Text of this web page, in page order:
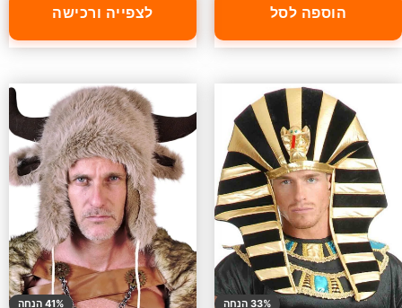
הוספה לסל לצפייה ורכישה
33% הנחה 41% הנחה